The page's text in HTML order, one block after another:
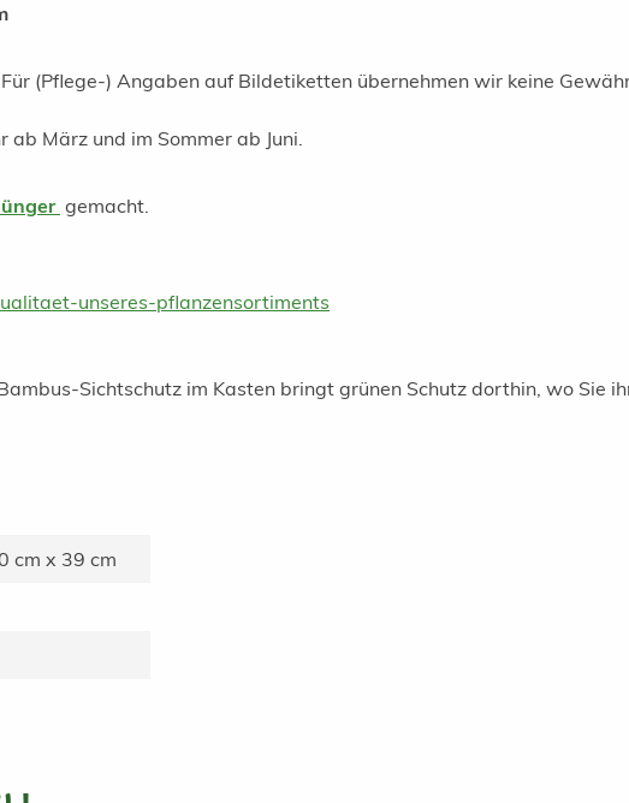
(Pflege-) Angaben auf Bildetiketten übernehmen wir keine
ab März und im Sommer ab Juni.
gemacht.
unseres-pflanzensortiments
Sichtschutz im Kasten bringt grünen Schutz dorthin, wo Sie
cm x 39 cm